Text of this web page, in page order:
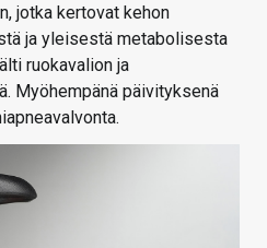
jotka kertovat kehon
ja yleisestä metabolisesta
ruokavalion ja
Myöhempänä päivityksenä